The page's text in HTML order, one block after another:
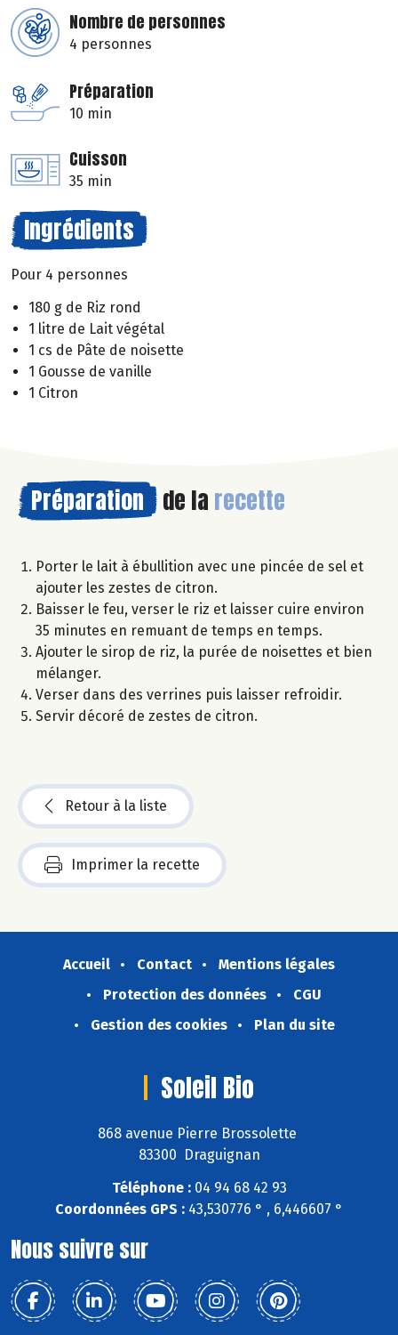
Nombre de personnes
4 personnes
Préparation
10 min
Cuisson
35 min
Ingrédients
Pour 4 personnes
180 g de Riz rond
1 litre de Lait végétal
1 cs de Pâte de noisette
1 Gousse de vanille
1 Citron
Préparation de la recette
Porter le lait à ébullition avec une pincée de sel et
ajouter les zestes de citron.
Baisser le feu, verser le riz et laisser cuire environ
35 minutes en remuant de temps en temps.
Ajouter le sirop de riz, la purée de noisettes et bien
mélanger.
Verser dans des verrines puis laisser refroidir.
Servir décoré de zestes de citron.
Retour à la liste
Imprimer la recette
Accueil Contact
Mentions légales
Protection des données
CGU
Gestion des cookies
Plan du site
Soleil Bio
868 avenue Pierre Brossolette
83300 Draguignan
Téléphone :04 94 68 42 93
Coordonnées GPS : 43,530776 ° , 6,446607 °
Nous suivre sur